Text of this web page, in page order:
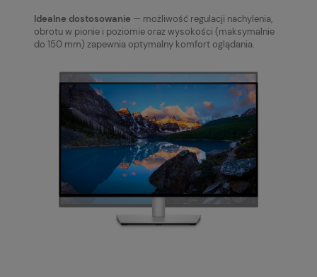
Idealne dostosowanie — możliwość regulacji nachylenia,
obrotu w pionie i poziomie oraz wysokości (maksymalnie
do 150 mm) zapewnia optymalny komfort oglądania.